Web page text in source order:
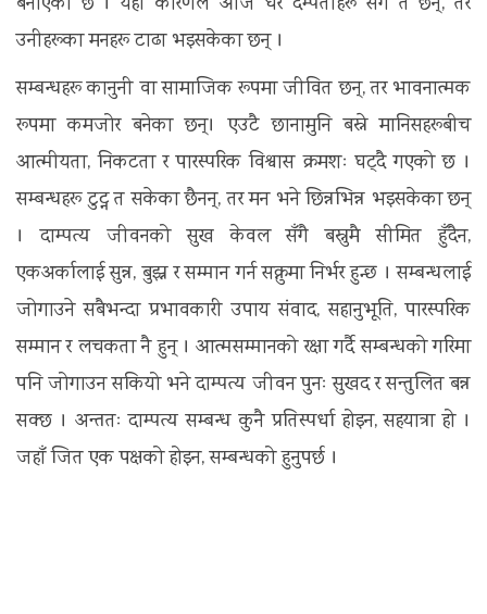
उनीहरूका मनहरू टाढा भइसकेका छन् ।
सम्बन्धहरू कानुनी वा सामाजिक रूपमा जीवित छन्, तर भावनात्मक
रूपमा कमजोर बनेका छन्। एउटै छानामुनि बस्ने मानिसहरूबीच
आत्मीयता, निकटता र पारस्परिक विश्वास क्रमशः घट्दै गएको छ ।
सम्बन्धहरू टुट्न त सकेका छैनन्, तर मन भने छिन्नभिन्न भइसकेका छन्
। दाम्पत्य जीवनको सुख केवल सँगै बस्नुमै सीमित हुँदैन,
एकअर्कालाई सुन्न, बुझ्न र सम्मान गर्न सक्नुमा निर्भर हुन्छ । सम्बन्धलाई
जोगाउने सबैभन्दा प्रभावकारी उपाय संवाद, सहानुभूति, पारस्परिक
सम्मान र लचकता नै हुन् । आत्मसम्मानको रक्षा गर्दै सम्बन्धको गरिमा
पनि जोगाउन सकियो भने दाम्पत्य जीवन पुनः सुखद र सन्तुलित बन्न
सक्छ । अन्ततः दाम्पत्य सम्बन्ध कुनै प्रतिस्पर्धा होइन, सहयात्रा हो ।
जहाँ जित एक पक्षको होइन, सम्बन्धको हुनुपर्छ ।